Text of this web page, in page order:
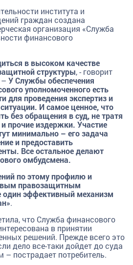
института и
граждан создана
организация «Служба
финансового
в высоком качестве
структуры, - говорит
– У Службы обеспечения
уполномоченного есть
для проведения экспертиз и
И самое ценное, что
без обращения в суд, не тратя
прочие издержки. Участие
минимально – его задача
и предоставить
Все остальное делают
омбудсмена.
по этому профилю и
правозащитным
один эффективный механизм
.
что Служба финансового
в принятии
решений. Прежде всего это
дело все-таки дойдет до суда
– пострадает потребитель.